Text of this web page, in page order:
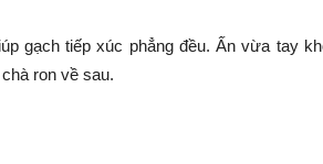
gạch tiếp xúc phẳng đều. Ấn vừa tay
ron về sau.